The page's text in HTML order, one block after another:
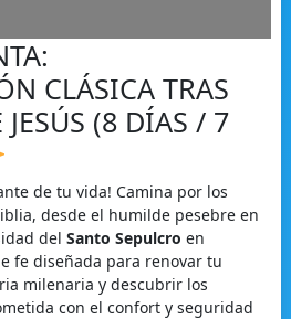
CLÁSICA TRAS
JESÚS (8 DÍAS / 7
de tu vida! Camina por los
desde el humilde pesebre en
del Santo Sepulcro en
fe diseñada para renovar tu
milenaria y descubrir los
con el confort y seguridad